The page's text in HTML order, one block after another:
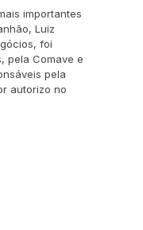
importantes
Luiz
foi
pela Comave e
pela
autorizo no